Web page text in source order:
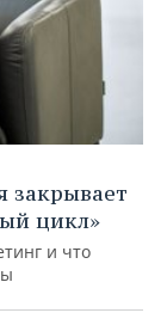
закрывает
цикл»
и что